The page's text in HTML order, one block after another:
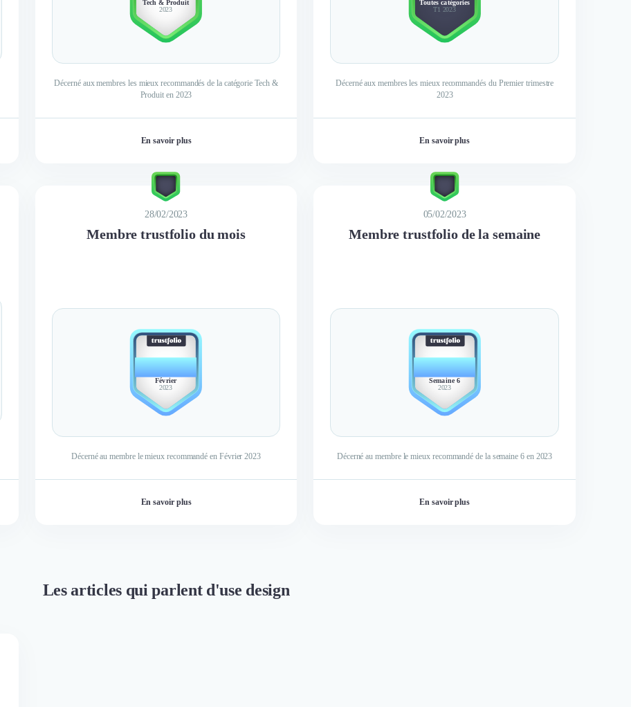
2023
Décerné aux membres les mieux recommandés de la catégorie Tech &
Produit en 2023
En savoir plus
T1 2023
Décerné aux membres les mieux recommandés du Premier trimestre
2023
En savoir plus
28/02/2023
Membre trustfolio du mois
BEST
MEMBER
Février
2023
Décerné au membre le mieux recommandé en Février 2023
En savoir plus
05/02/2023
Membre trustfolio de la semaine
BEST
MEMBER
Semaine 6
2023
Décerné au membre le mieux recommandé de la semaine 6 en 2023
En savoir plus
Les articles qui parlent d'use design